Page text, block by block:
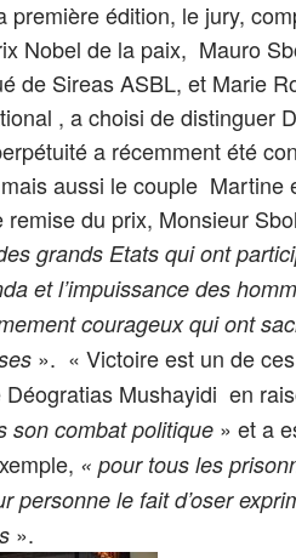
première édition, le jury,
Nobel de la paix, Mauro
de Sireas ASBL, et Marie
, a choisi de distinguer
a récemment été
aussi le couple Martine
du prix, Monsieur
grands Etats qui ont
et l’impuissance des
courageux qui ont
». « Victoire est un de
Mushayidi en
son combat politique» et a
« pour tous les
personne le fait d’oser
».